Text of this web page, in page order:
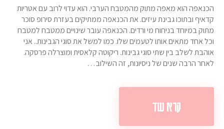
הכנאפה הוא מאפה מתוק מהמטבח הערבי. הוא עדוי לרוב עם אטריות
קדאיף ובתוכו גבינת עיזים. את הכנאפה ממתיקים בעזרת סירופ סוכר
מתוק במיוחד בניחוח מי ורדים. הכנאפה עובר שינויים ממטבח למטבח
וכל אחד מתאים אותו לטעמים שלו. כמו למשל את סוגי הגבינות.. אני
אוהבת לשלב בין שתי סוגי גבינות. ריקוטה קלאסית ומוצרלה פרסקה.
לאחר הרבה שנים של ניסיונות, זה השילוב…
קרא עוד